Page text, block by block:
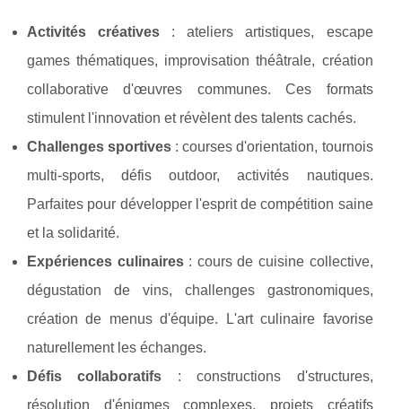
Activités créatives : ateliers artistiques, escape
games thématiques, improvisation théâtrale, création
collaborative d'œuvres communes. Ces formats
stimulent l'innovation et révèlent des talents cachés.
Challenges sportives : courses d'orientation, tournois
multi-sports, défis outdoor, activités nautiques.
Parfaites pour développer l'esprit de compétition saine
et la solidarité.
Expériences culinaires: cours de cuisine collective,
dégustation de vins, challenges gastronomiques,
création de menus d'équipe. L'art culinaire favorise
naturellement les échanges.
Défis collaboratifs : constructions d'structures,
résolution d'énigmes complexes, projets créatifs